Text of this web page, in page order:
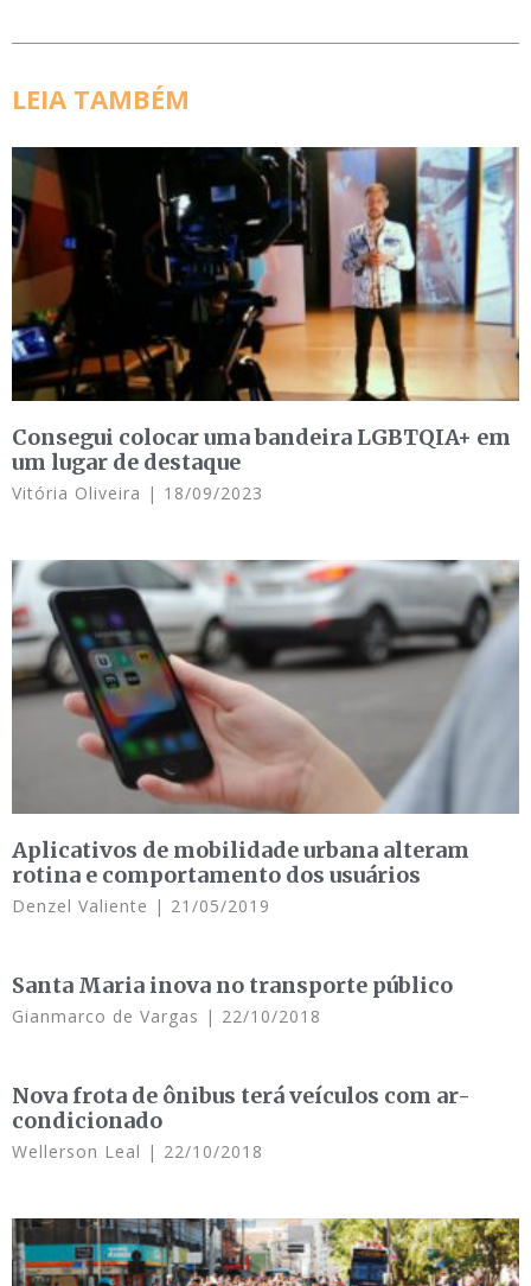
LEIA TAMBÉM
Consegui colocar uma bandeira LGBTQIA+ em
um lugar de destaque
Vitória Oliveira 18/09/2023
Aplicativos de mobilidade urbana alteram
rotina e comportamento dos usuários
Denzel Valiente 21/05/2019
Santa Maria inova no transporte público
Gianmarco de Vargas 22/10/2018
Nova frota de ônibus terá veículos com ar-
condicionado
Wellerson Leal 22/10/2018